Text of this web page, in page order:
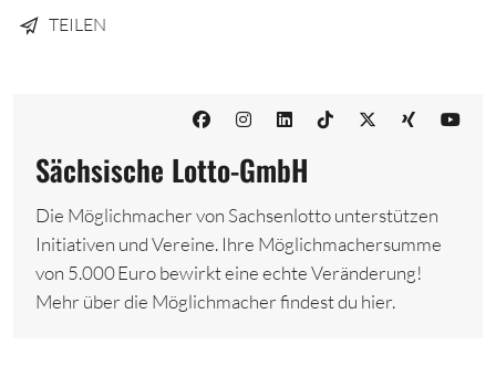
TEILEN
Sächsische Lotto-GmbH
Die Möglichmacher von Sachsenlotto unterstützen
Initiativen und Vereine. Ihre Möglichmachersumme
von 5.000 Euro bewirkt eine echte Veränderung!
Mehr über die Möglichmacher findest du hier.